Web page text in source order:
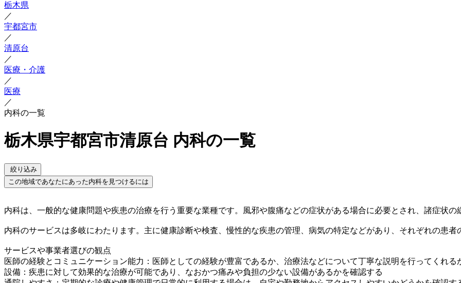
栃木県
／
宇都宮市
／
清原台
／
医療・介護
／
医療
／
内科の一覧
栃木県宇都宮市清原台 内科の一覧
絞り込み
この地域であなたにあった内科を見つけるには
内科は、一般的な健康問題や疾患の治療を行う重要な業種です。風邪や腹痛などの症状がある場合に必要とされ、諸症状の
内科のサービスは多岐にわたります。主に健康診断や検査、慢性的な疾患の管理、病気の特定などがあり、それぞれの患者
サービスや事業者選びの観点
医師の経験とコミュニケーション能力：医師としての経験が豊富であるか、治療法などについて丁寧な説明を行ってくれる
設備：疾患に対して効果的な治療が可能であり、なおかつ痛みや負担の少ない設備があるかを確認する